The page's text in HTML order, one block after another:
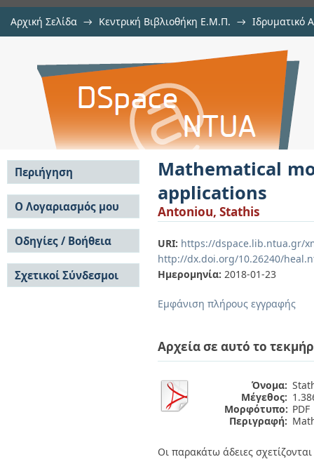
Αρχική Σελίδα → Κεντρική Βιβλιοθήκη Ε.Μ.Π. → Ιδρυματικό
Mathematical modeling through
Mathematical
applications
Antoniou, Stathis
URI: https://dspace.lib.ntua.gr/
http://dx.doi.org/10.26240/
Ημερομηνία: 2018-01-23
Εμφάνιση πλήρους εγγραφής
Αρχεία σε αυτό το
Όνομα:
Μέγεθος:
Μορφότυπο: PDF
Περιγραφή:
Οι παρακάτω άδειες
Περιήγηση
Σε όλο το DSpace
Κοινότητες & Συλλογές
Ανά Ημερομηνία
Έκδοσης
Συγγραφείς
Τίτλοι
Θέματα
Ο Λογαριασμός μου
Σύνδεση
Εγγραφή
Οδηγίες / Βοήθεια
Οδηγίες Υποβολής
Οδηγίες Χρήσης ΙΑ
Συχνές Ερωτήσεις
Σχετικοί Σύνδεσμοι